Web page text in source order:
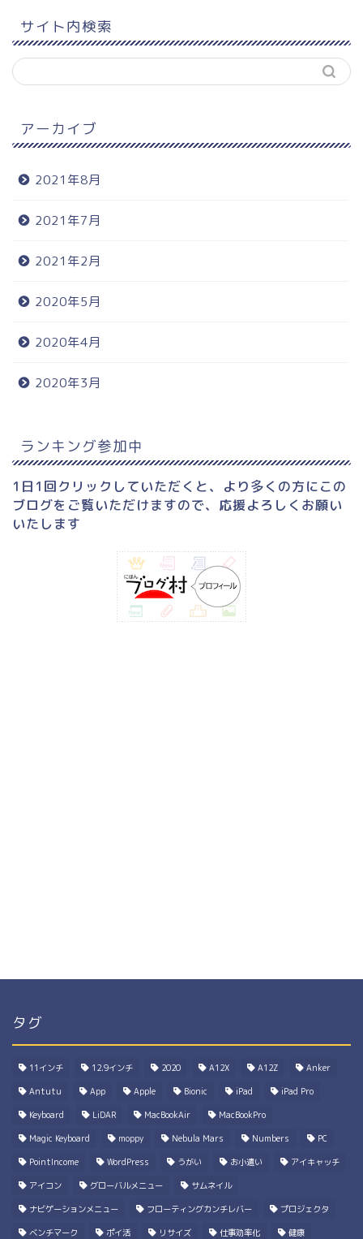
サイト内検索
アーカイブ
2021年8月
2021年7月
2021年2月
2020年5月
2020年4月
2020年3月
ランキング参加中
1日1回クリックしていただくと、より多くの方にこの
ブログをご覧いただけますので、応援よろしくお願い
いたします
タグ
11インチ 12.9インチ 2020 A12X A12Z Anker
Antutu App Apple Bionic iPad iPad Pro
Keyboard LiDAR MacBookAir MacBookPro
Magic Keyboard moppy Nebula Mars Numbers PC
PointIncome WordPress うがい お小遣い アイキャッチ
アイコン グローバルメニュー サムネイル
ナビゲーションメニュー フローティングカンチレバー プロジェクタ
ベンチマーク ポイ活 リサイズ 仕事効率化 健康